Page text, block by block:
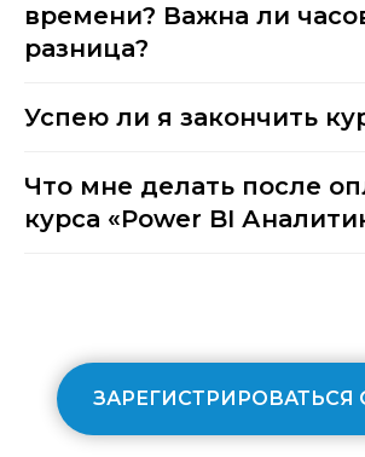
времени? Важна ли
разница?
Успею ли я закончить
Что мне делать после
курса «Power BI
ЗАРЕГИСТРИРОВАТЬСЯ